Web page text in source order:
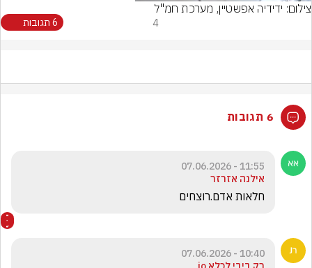
צילום: ידידיה אפשטיין, מערכת חמ"ל
4 6 תגובות
6 תגובות
11:55 - 07.06.2026
אילנה אזרזר
חלאות אדם.רוצחים
10:40 - 07.06.2026